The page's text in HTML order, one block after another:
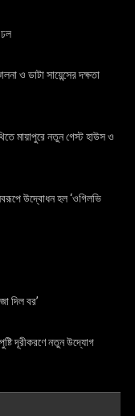
ও ডাটা সায়েন্সের দক্ষতা
মায়াপুরে নতুন গেস্ট হাউস ও
উদ্বোধন হল ‘ওগিলভি
দিল বর’
দূরীকরণে নতুন উদ্যোগ